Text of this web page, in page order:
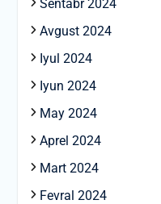
Sentabr 2024
Avgust 2024
Iyul 2024
Iyun 2024
May 2024
Aprel 2024
Mart 2024
Fevral 2024